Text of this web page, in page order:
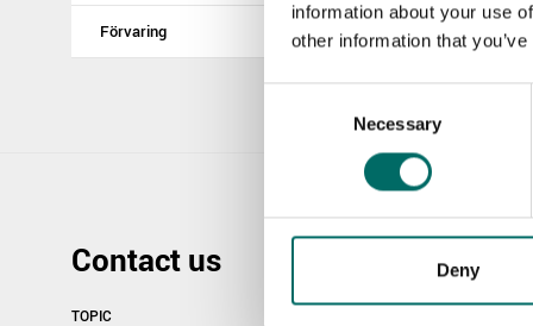
information about your use
other information that
Necessary
Deny
Förvaring
Contact us
TOPIC